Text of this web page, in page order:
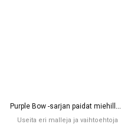
P
urple Bow -sarjan paidat miehille ja naisille
Useita eri malleja ja vaihtoehtoja